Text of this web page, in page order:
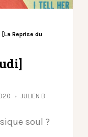
[La Reprise du
JULIEN B
soul ?